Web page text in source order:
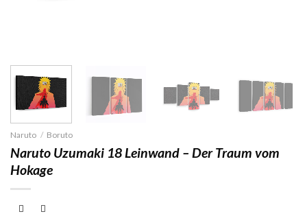
Naruto / Boruto
Naruto Uzumaki 18 Leinwand – Der Traum vom
Hokage